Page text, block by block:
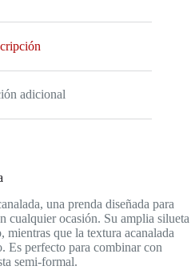
adicional
una prenda diseñada para
cualquier ocasión. Su amplia silueta
que la textura acanalada
Es perfecto para combinar con
semi-formal.